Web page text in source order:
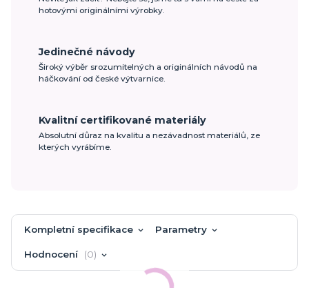
hotovými originálními výrobky.
Jedinečné návody
Široký výběr srozumitelných a originálních návodů na
háčkování od české výtvarnice.
Kvalitní certifikované materiály
Absolutní důraz na kvalitu a nezávadnost materiálů, ze
kterých vyrábíme.
Kompletní specifikace Parametry
Hodnocení 0